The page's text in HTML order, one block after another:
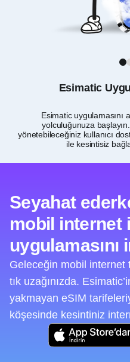
Esimatic
Esimatic uygulamasını
yolculuğunuza
yönetebileceğiniz kullanıcı
ile kesintisiz
1
Seyahat
mobil internet
uygulamasını
Geleceğin mobil
tık uzağınızda.
yakmayan eSIM
köşesinde kesintiniz